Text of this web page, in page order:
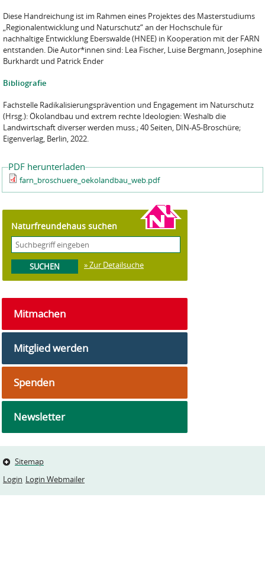
Diese Handreichung ist im Rahmen eines Projektes des Masterstudiums
„Regionalentwicklung und Naturschutz“ an der Hochschule für
nachhaltige Entwicklung Eberswalde (HNEE) in Kooperation mit der FARN
entstanden. Die Autor*innen sind: Lea Fischer, Luise Bergmann, Josephine
Burkhardt und Patrick Ender
Bibliografie
Fachstelle Radikalisierungsprävention und Engagement im Naturschutz
(Hrsg.): Ökolandbau und extrem rechte Ideologien: Weshalb die
Landwirtschaft diverser werden muss.; 40 Seiten, DIN-A5-Broschüre;
Eigenverlag, Berlin, 2022.
PDF herunterladen
farn_broschuere_oekolandbau_web.pdf
Naturfreundehaus suchen
» Zur Detailsuche
Mitmachen
Mitglied werden
Spenden
Newsletter
Sitemap
Login Login Webmailer